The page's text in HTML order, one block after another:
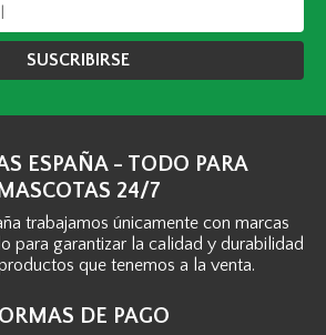
SUSCRIBIRSE
ESPAÑA - TODO PARA
24/7
trabajamos únicamente con marcas
para garantizar la calidad y durabilidad
que tenemos a la venta.
DE PAGO